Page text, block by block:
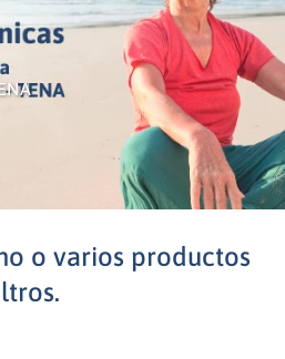
o varios productos